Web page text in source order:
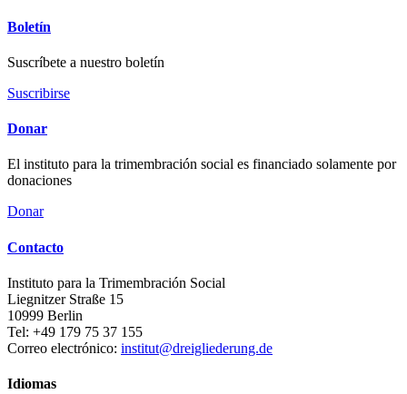
Boletín
Suscríbete a nuestro boletín
Suscribirse
Donar
El instituto para la trimembración social es financiado solamente por
donaciones
Donar
Contacto
Instituto para la Trimembración Social
Liegnitzer Straße 15
10999 Berlin
Tel: +49 179 75 37 155
Correo electrónico: institut@dreigliederung.de
Idiomas